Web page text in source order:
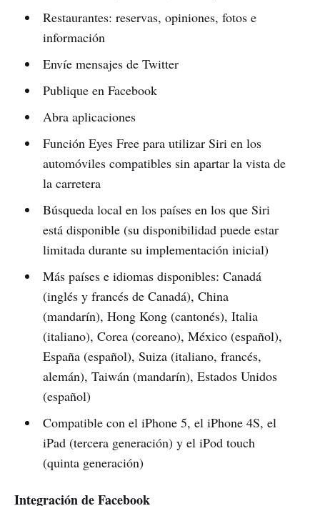
Restaurantes: reservas, opiniones, fotos e
información
Envíe mensajes de Twitter
Publique en Facebook
Abra aplicaciones
Función Eyes Free para utilizar Siri en los
automóviles compatibles sin apartar la vista de
la carretera
Búsqueda local en los países en los que Siri
está disponible (su disponibilidad puede estar
limitada durante su implementación inicial)
Más países e idiomas disponibles: Canadá
(inglés y francés de Canadá), China
(mandarín), Hong Kong (cantonés), Italia
(italiano), Corea (coreano), México (español),
España (español), Suiza (italiano, francés,
alemán), Taiwán (mandarín), Estados Unidos
(español)
Compatible con el iPhone 5, el iPhone 4S, el
iPad (tercera generación) y el iPod touch
(quinta generación)
Integración de Facebook